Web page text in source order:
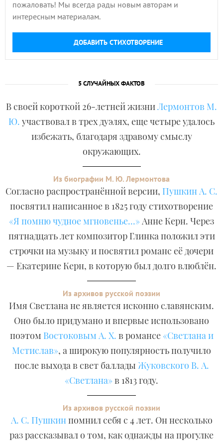
пожаловать! Мы всегда рады новым авторам и
интересным материалам.
ДОБАВИТЬ СТИХОТВОРЕНИЕ
5 СЛУЧАЙНЫХ ФАКТОВ
В своей короткой 26-летней жизниЛермонтов М.
Ю. участвовал в трех дуэлях, еще четыре удалось
избежать, благодаря здравому смыслу
окружающих.
Из биографии М. Ю. Лермонтова
Согласно распространённой версии, Пушкин А. С.
посвятил написанное в 1825 году стихотворение
«Я помню чудное мгновенье...»Анне Керн. Через
пятнадцать лет композитор Глинка положил эти
строчки на музыку и посвятил романс её дочери
— Екатерине Керн, в которую был долго влюблён.
Из архивов русской поэзии
Имя Светлана не является исконно славянским.
Оно было придумано и впервые использовано
поэтом Востоковым А. Х. в романсе«Светлана и
Мстислав», а широкую популярность получило
после выхода в свет баллады Жуковского В. А.
«Светлана»в 1813 году.
Из архивов русской поэзии
А. С. Пушкинпомнил себя с 4 лет. Он несколько
раз рассказывал о том, как однажды на прогулке